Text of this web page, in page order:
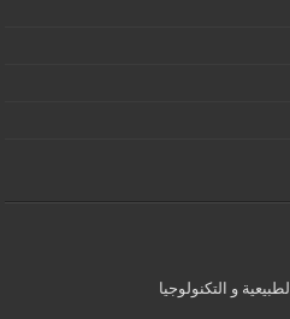
و التكنولوجيا